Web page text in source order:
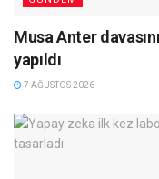
Musa Anter
yapıldı
7 AĞUSTOS 2026